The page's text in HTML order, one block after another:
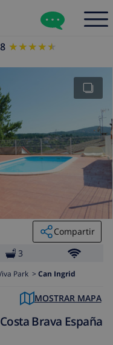
★★★★★
★★★★★
Compartir
3
Park > Can Ingrid
MOSTRAR MAPA
Brava España